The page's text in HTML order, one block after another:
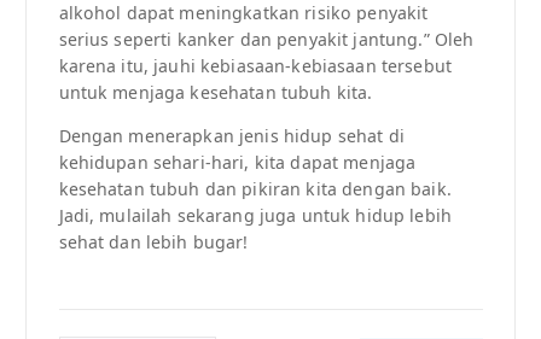
alkohol dapat meningkatkan risiko penyakit
serius seperti kanker dan penyakit jantung.” Oleh
karena itu, jauhi kebiasaan-kebiasaan tersebut
untuk menjaga kesehatan tubuh kita.
Dengan menerapkan jenis hidup sehat di
kehidupan sehari-hari, kita dapat menjaga
kesehatan tubuh dan pikiran kita dengan baik.
Jadi, mulailah sekarang juga untuk hidup lebih
sehat dan lebih bugar!